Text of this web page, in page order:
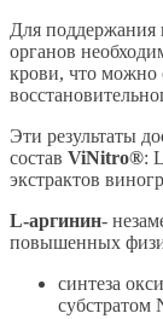
Для поддержания
органов
крови, что можно
Эти результаты
состав ViNitro®:
экстрактов
L-аргинин-
повышенных
синтеза
субстратом